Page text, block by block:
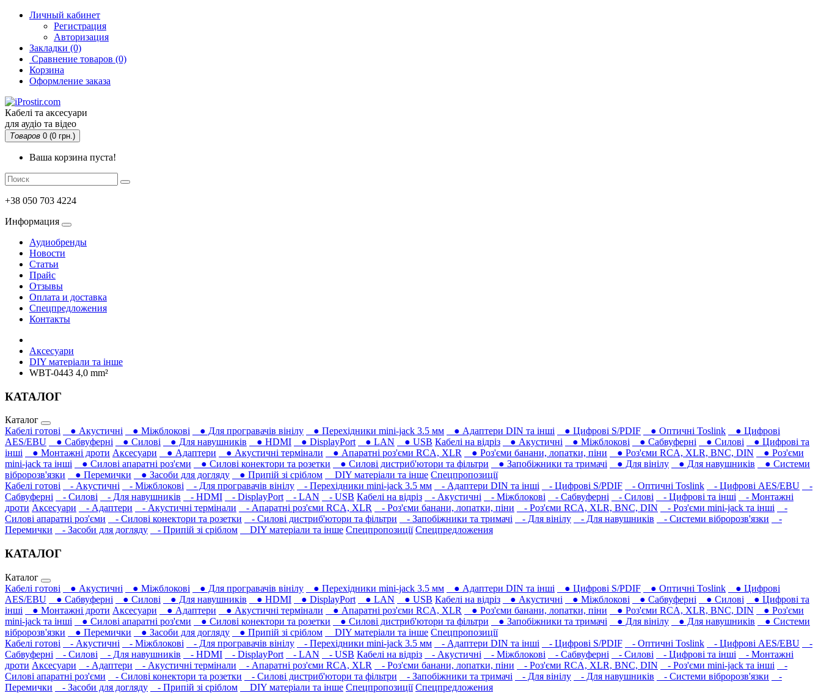
Личный кабинет
Регистрация
Авторизация
Закладки (0)
Сравнение товаров (0)
Корзина
Оформление заказа
Кабелі та аксесуари
для аудіо та відео
Товаров 0 (0 грн.)
Ваша корзина пуста!
+38 050 703 4224
Информация
Аудиобренды
Новости
Статьи
Прайс
Отзывы
Оплата и доставка
Спецпредложения
Контакты
Аксесуари
DIY матеріали та інше
WBT-0443 4,0 mm²
КАТАЛОГ
Каталог
Кабелі готові
● Акустичні ● Міжблокові ● Для програвачів вінілу ● Перехідники mini-jack 3.5 мм ● Адаптери DIN та інші ● Цифрові S/PDIF ● Оптичні Toslink
● Цифрові
AES/EBU
● Сабвуферні ● Силові ● Для навушників‎ ● HDMI ● DisplayPort ● LAN ● USB Кабелі на відріз ● Акустичні ● Міжблокові ● Сабвуферні ● Силові
● Цифрові та
інші
● Монтажні дроти Аксесуари ● Адаптери ● Акустичні термінали ● Апаратні роз'єми RCA, XLR ● Роз'єми банани, лопатки, піни ● Роз'єми RCA, XLR, BNC, DIN
● Роз'єми
mini-jack та інші
● Силові апаратні роз'єми ● Силові конектори та розетки ● Силові дистриб'ютори та фільтри ● Запобіжники та тримачі ● Для вінілу ● Для навушників‎
● Системи
вібророзв'язки
● Перемички ● Засоби для догляду ● Припій зі сріблом DIY матеріали та інше Спецпропозиції
Кабелі готові
- Акустичні - Міжблокові - Для програвачів вінілу - Перехідники mini-jack 3.5 мм - Адаптери DIN та інші - Цифрові S/PDIF - Оптичні Toslink - Цифрові AES/EBU
-
Сабвуферні
- Силові - Для навушників‎ - HDMI - DisplayPort - LAN - USB Кабелі на відріз - Акустичні - Міжблокові - Сабвуферні - Силові - Цифрові та інші
- Монтажні
дроти Аксесуари - Адаптери - Акустичні термінали - Апаратні роз'єми RCA, XLR - Роз'єми банани, лопатки, піни - Роз'єми RCA, XLR, BNC, DIN - Роз'єми mini-jack та інші
-
Силові апаратні роз'єми
- Силові конектори та розетки - Силові дистриб'ютори та фільтри - Запобіжники та тримачі - Для вінілу - Для навушників‎ - Системи вібророзв'язки
-
Перемички
- Засоби для догляду - Припій зі сріблом DIY матеріали та інше Спецпропозиції Спецпредложения
КАТАЛОГ
Каталог
Кабелі готові
● Акустичні ● Міжблокові ● Для програвачів вінілу ● Перехідники mini-jack 3.5 мм ● Адаптери DIN та інші ● Цифрові S/PDIF ● Оптичні Toslink
● Цифрові
AES/EBU
● Сабвуферні ● Силові ● Для навушників‎ ● HDMI ● DisplayPort ● LAN ● USB Кабелі на відріз ● Акустичні ● Міжблокові ● Сабвуферні ● Силові
● Цифрові та
інші
● Монтажні дроти Аксесуари ● Адаптери ● Акустичні термінали ● Апаратні роз'єми RCA, XLR ● Роз'єми банани, лопатки, піни ● Роз'єми RCA, XLR, BNC, DIN
● Роз'єми
mini-jack та інші
● Силові апаратні роз'єми ● Силові конектори та розетки ● Силові дистриб'ютори та фільтри ● Запобіжники та тримачі ● Для вінілу ● Для навушників‎
● Системи
вібророзв'язки
● Перемички ● Засоби для догляду ● Припій зі сріблом DIY матеріали та інше Спецпропозиції
Кабелі готові
- Акустичні - Міжблокові - Для програвачів вінілу - Перехідники mini-jack 3.5 мм - Адаптери DIN та інші - Цифрові S/PDIF - Оптичні Toslink - Цифрові AES/EBU
-
Сабвуферні
- Силові - Для навушників‎ - HDMI - DisplayPort - LAN - USB Кабелі на відріз - Акустичні - Міжблокові - Сабвуферні - Силові - Цифрові та інші
- Монтажні
дроти Аксесуари - Адаптери - Акустичні термінали - Апаратні роз'єми RCA, XLR - Роз'єми банани, лопатки, піни - Роз'єми RCA, XLR, BNC, DIN - Роз'єми mini-jack та інші
-
Силові апаратні роз'єми
- Силові конектори та розетки - Силові дистриб'ютори та фільтри - Запобіжники та тримачі - Для вінілу - Для навушників‎ - Системи вібророзв'язки
-
Перемички
- Засоби для догляду - Припій зі сріблом DIY матеріали та інше Спецпропозиції Спецпредложения